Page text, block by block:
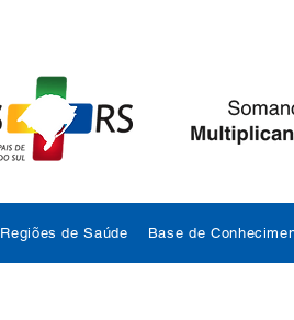
Regiões de Saúde Base de